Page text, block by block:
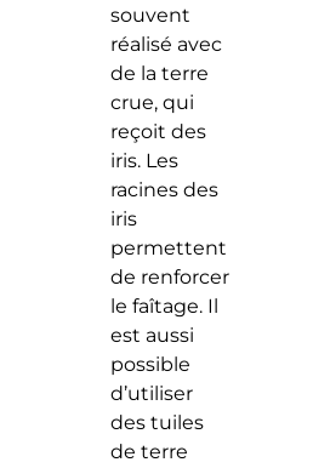
souvent
réalisé avec
de la terre
crue, qui
reçoit des
iris. Les
racines des
iris
permettent
de renforcer
le faîtage. Il
est aussi
possible
d’utiliser
des tuiles
de terre